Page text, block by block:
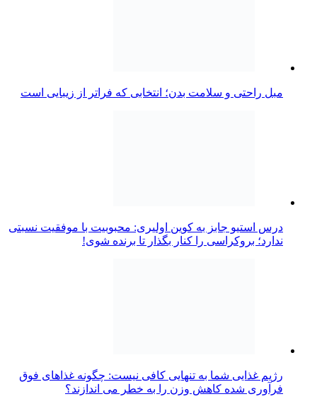
مبل راحتی و سلامت بدن؛ انتخابی که فراتر از زیبایی است
درس استیو جابز به کوین اولیری: محبوبیت با موفقیت نسبتی
ندارد؛ بروکراسی را کنار بگذار تا برنده شوی!
رژیم غذایی شما به تنهایی کافی نیست: چگونه غذاهای فوق
فرآوری شده کاهش وزن را به خطر می اندازند؟